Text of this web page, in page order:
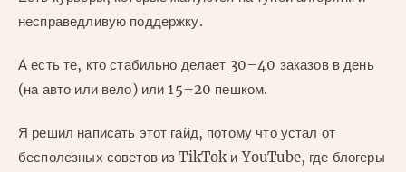
несправедливую поддержку.
А есть те, кто стабильно делает 30–40 заказов в день
(на авто или вело) или 15–20 пешком.
Я решил написать этот гайд, потому что устал от
бесполезных советов из TikTok и YouTube, где блогеры